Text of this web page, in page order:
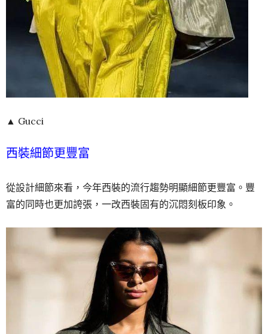
▲ Gucci
西裝細節更豐富
從設計細節來看，今年西裝的流行趨勢明顯細節更豐富。豐
富的同時也更加誇張，一改西裝固有的沉悶刻板印象。